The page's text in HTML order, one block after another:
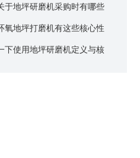
下注意什么？
于地坪研磨机采购时有哪些
节？
氧地坪打磨机有这些核心性
？
下使用地坪研磨机定义与核